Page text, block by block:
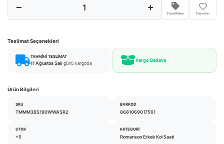
Fiyat Alarmı Favoriler
Teslimat Seçenekleri
TAHMINI TESLIMAT
11 Ağustos Salı günü kargoda
Kargo Bedava
Ürün Bilgileri
SKU
TMMM3BS190WWASR2
BARKOD
8681069017561
STOK
+5
KATEGORI
Romanson Erkek Kol Saati